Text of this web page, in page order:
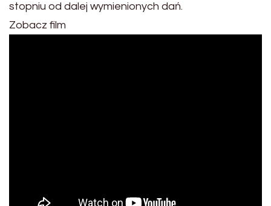
stopniu od dalej wymienionych dań.
Zobacz film